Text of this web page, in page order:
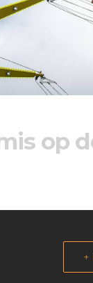
op
+